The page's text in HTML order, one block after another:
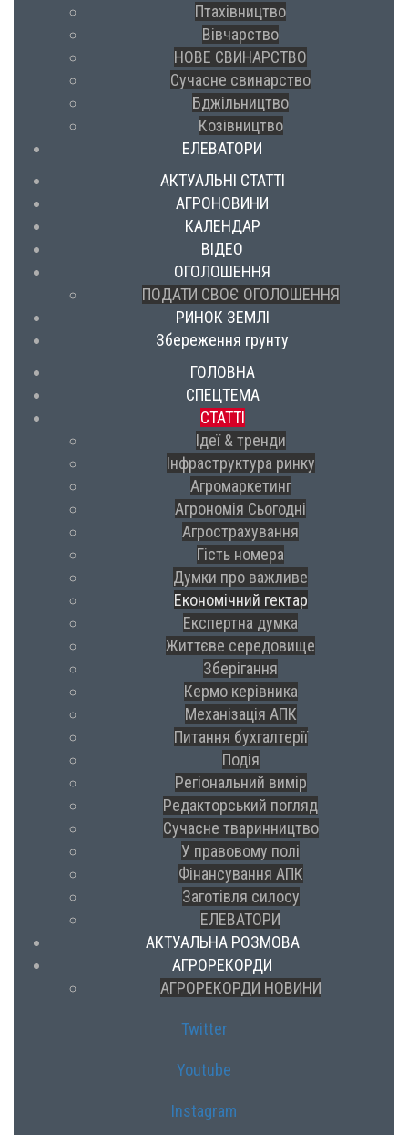
Птахівництво
Вівчарство
НОВЕ СВИНАРСТВО
Сучасне свинарство
Бджільництво
Козівництво
ЕЛЕВАТОРИ
АКТУАЛЬНІ СТАТТІ
АГРОНОВИНИ
КАЛЕНДАР
ВІДЕО
ОГОЛОШЕННЯ
ПОДАТИ СВОЄ ОГОЛОШЕННЯ
РИНОК ЗЕМЛІ
Збереження грунту
ГОЛОВНА
СПЕЦТЕМА
СТАТТІ
Ідеї & тренди
Інфраструктура ринку
Агромаркетинг
Агрономія Сьогодні
Агрострахування
Гість номера
Думки про важливе
Економічний гектар
Експертна думка
Життєве середовище
Зберігання
Кермо керівника
Механізація АПК
Питання бухгалтерії
Подія
Регіональний вимір
Редакторський погляд
Сучасне тваринництво
У правовому полі
Фінансування АПК
Заготівля силосу
ЕЛЕВАТОРИ
АКТУАЛЬНА РОЗМОВА
АГРОРЕКОРДИ
АГРОРЕКОРДИ НОВИНИ
Twitter
Youtube
Instagram